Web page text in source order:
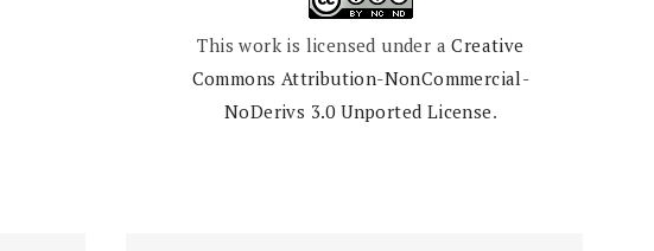
This work is licensed under aCreative
Commons Attribution-NonCommercial-
NoDerivs 3.0 Unported License.